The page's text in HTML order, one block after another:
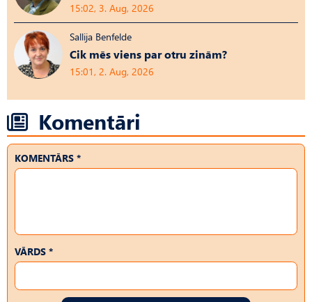
15:02, 3. Aug, 2026
Sallija Benfelde
Cik mēs viens par otru zinām?
15:01, 2. Aug, 2026
Komentāri
KOMENTĀRS *
VĀRDS *